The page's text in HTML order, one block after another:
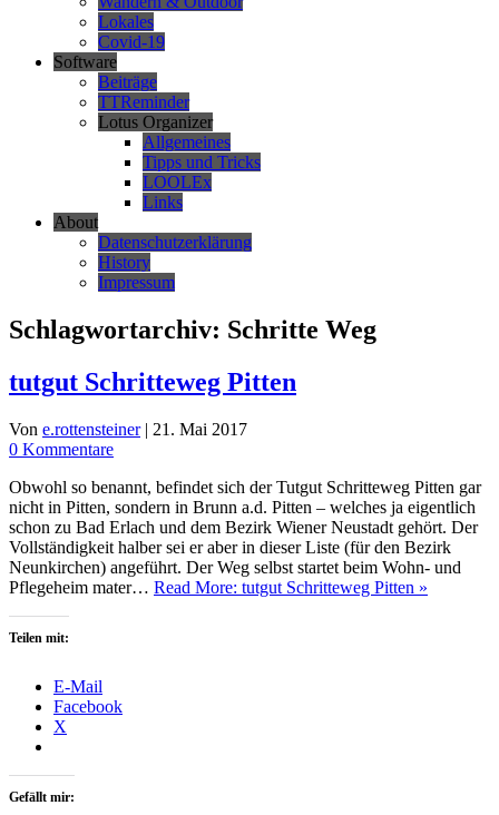
Lokales
Covid-19
Software
Beiträge
TTReminder
Lotus Organizer
Allgemeines
Tipps und Tricks
LOOLEx
Links
About
Datenschutzerklärung
History
Impressum
Schlagwortarchiv: Schritte Weg
tutgut Schritteweg Pitten
Von e.rottensteiner | 21. Mai 2017
0 Kommentare
Obwohl so benannt, befindet sich der Tutgut Schritteweg Pitten gar
nicht in Pitten, sondern in Brunn a.d. Pitten – welches ja eigentlich
schon zu Bad Erlach und dem Bezirk Wiener Neustadt gehört. Der
Vollständigkeit halber sei er aber in dieser Liste (für den Bezirk
Neunkirchen) angeführt. Der Weg selbst startet beim Wohn- und
Pflegeheim mater… Read More: tutgut Schritteweg Pitten »
Teilen mit:
E-Mail
Facebook
X
Gefällt mir: